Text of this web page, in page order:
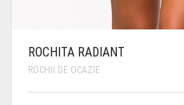
ROCHITA RADIANT
ROCHII DE OCAZIE